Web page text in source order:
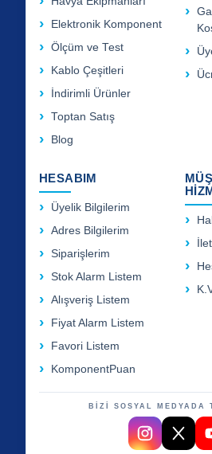
Elektronik Komponent
Ölçüm ve Test
Kablo Çeşitleri
İndirimli Ürünler
Toptan Satış
Blog
HESABIM
Üyelik Bilgilerim
Adres Bilgilerim
Siparişlerim
Stok Alarm Listem
Alışveriş Listem
Fiyat Alarm Listem
Favori Listem
KomponentPuan
BİZİ SOSYAL MEDYADA